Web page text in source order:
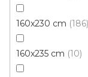
160x230 cm 186
160x235 cm 10